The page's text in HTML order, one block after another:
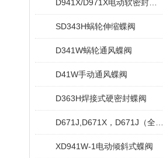
SD343H蜗轮伸缩蝶阀
D341W蜗轮通风蝶阀
D41W手动通风蝶阀
D363H焊接式硬密封蝶阀
XD941W-1电动倾斜式蝶阀